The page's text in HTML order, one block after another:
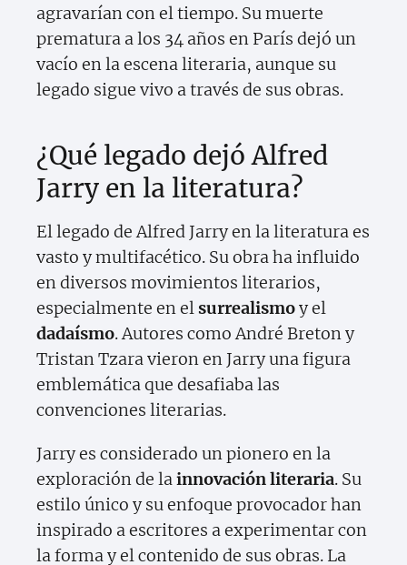
agravarían con el tiempo. Su muerte
prematura a los 34 años en París dejó un
vacío en la escena literaria, aunque su
legado sigue vivo a través de sus obras.
¿Qué legado dejó Alfred
Jarry en la literatura?
El legado de Alfred Jarry en la literatura es
vasto y multifacético. Su obra ha influido
en diversos movimientos literarios,
especialmente en el surrealismoy el
dadaísmo. Autores como André Breton y
Tristan Tzara vieron en Jarry una figura
emblemática que desafiaba las
convenciones literarias.
Jarry es considerado un pionero en la
exploración de lainnovación literaria. Su
estilo único y su enfoque provocador han
inspirado a escritores a experimentar con
la forma y el contenido de sus obras. La